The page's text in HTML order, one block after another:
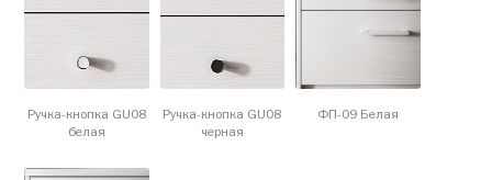
Ручка-кнопка GU08
белая
Ручка-кнопка GU08
черная
ФП-09 Белая